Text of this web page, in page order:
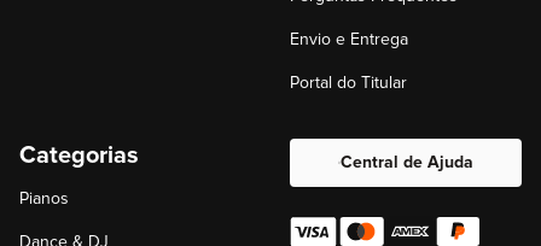
Envio e Entrega
Portal do Titular
Categorias
Pianos
Central de Ajuda